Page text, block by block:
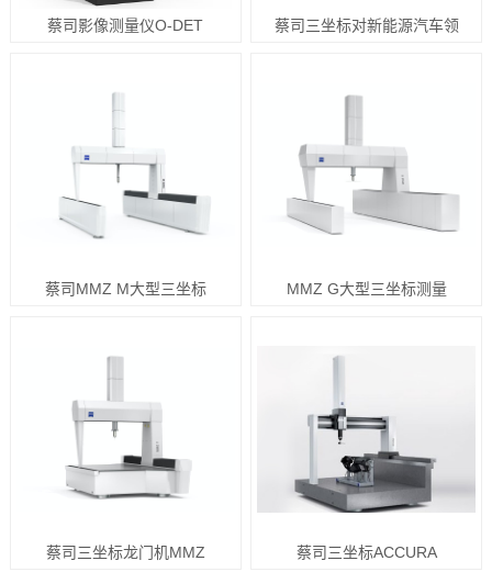
蔡司影像测量仪O-DET 蔡司三坐标对新能源汽车领
蔡司MMZ M大型三坐标 MMZ G大型三坐标测量
蔡司三坐标龙门机MMZ 蔡司三坐标ACCURA